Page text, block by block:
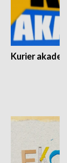
Kurier